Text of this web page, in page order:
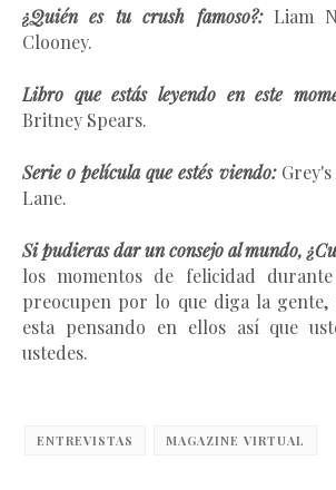
¿Quién es tu crush famoso?: Liam
Clooney.
Libro que estás leyendo en este
Britney Spears.
Serie o película que estés viendo:
Lane.
Si pudieras dar un consejo al mundo,
los momentos de felicidad
preocupen por lo que diga la gente,
esta pensando en ellos así que
ustedes.
ENTREVISTAS MAGAZINE VIRTUAL